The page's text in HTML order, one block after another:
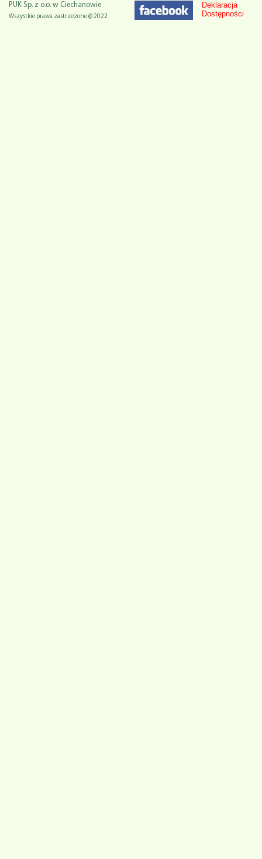
PUK Sp. z o.o. w Ciechanowie
Wszystkie prawa zastrzeżone @ 2022
Deklaracja
Dostępności